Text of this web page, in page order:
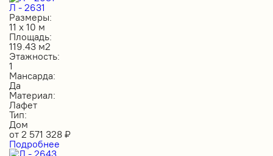
Л - 2631
Размеры:
11 х 10 м
Площадь:
119.43 м2
Этажность:
1
Мансарда:
Да
Материал:
Лафет
Тип:
Дом
от 2 571 328 ₽
Подробнее